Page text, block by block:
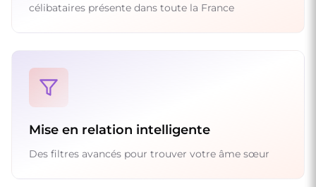
célibataires présente dans toute la France
Mise en relation intelligente
Des filtres avancés pour trouver votre âme sœur